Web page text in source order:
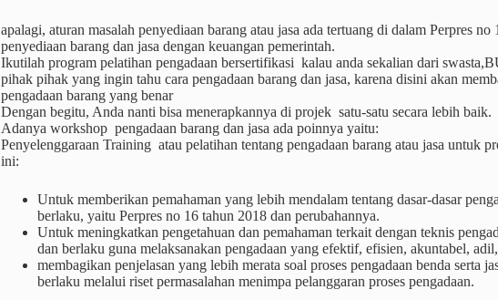
apalagi, aturan masalah penyediaan barang atau jasa ada tertuang di dalam Perpres
penyediaan barang dan jasa dengan keuangan pemerintah.
Ikutilah program pelatihan pengadaan bersertifikasi kalau anda sekalian dari
pihak pihak yang ingin tahu cara pengadaan barang dan jasa, karena disini akan
pengadaan barang yang benar
Dengan begitu, Anda nanti bisa menerapkannya di projek satu-satu secara lebih baik.
Adanya workshop pengadaan barang dan jasa ada poinnya yaitu:
Penyelenggaraan Training atau pelatihan tentang pengadaan barang atau jasa untuk
ini:
Untuk memberikan pemahaman yang lebih mendalam tentang dasar-dasar
berlaku, yaitu Perpres no 16 tahun 2018 dan perubahannya.
Untuk meningkatkan pengetahuan dan pemahaman terkait dengan teknis
dan berlaku guna melaksanakan pengadaan yang efektif, efisien, akuntabel,
membagikan penjelasan yang lebih merata soal proses pengadaan benda serta
berlaku melalui riset permasalahan menimpa pelanggaran proses pengadaan.